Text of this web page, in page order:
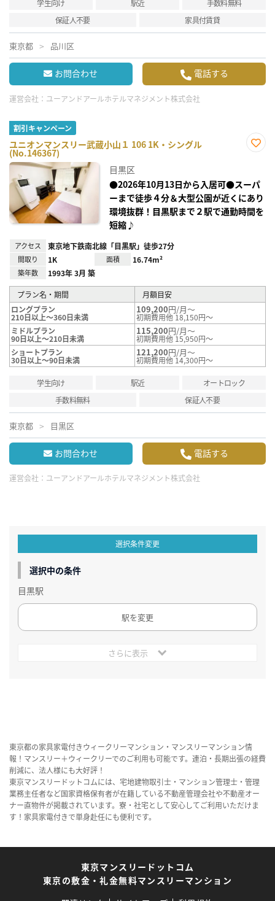
学生向け 駅近
手数料無料
保証人不要
家具付賃貸
東京都 品川区
お問合わせ 電話する
運営会社： ユーアンドアールホテルマネジメント株式会社
割引キャンペーン
ユニオンマンスリー武蔵小山１ 106 1K・シングル
(No.146367)
録
目黒区
●2026年10月13日から入居可●スーパ
ーまで徒歩４分＆大型公園が近くにあり
環境抜群！目黒駅まで２駅で通勤時間を
短縮♪
アクセス 東京地下鉄南北線「目黒駅」徒歩27分
間取り 1K 面積 16.74m²
築年数 1993年 3月 築
プラン名・期間
月額目安
ロングプラン
210日以上～360日未満
109,200円/月～
初期費用他 18,150円～
ミドルプラン
90日以上～210日未満
115,200円/月～
初期費用他 15,950円～
ショートプラン
30日以上～90日未満
121,200円/月～
初期費用他 14,300円～
学生向け 駅近
オートロック
手数料無料
保証人不要
東京都 目黒区
お問合わせ 電話する
運営会社： ユーアンドアールホテルマネジメント株式会社
選択条件変更
選択中の条件
目黒駅
駅を変更
さらに表示
東京都の家具家電付きウィークリーマンション・マンスリーマンション情
報！マンスリー＋ウィークリーでのご利用も可能です。連泊・長期出張の経費
削減に、法人様にも大好評！
東京マンスリードットコムには、宅地建物取引士・マンション管理士・管理
業務主任者など国家資格保有者が在籍している不動産管理会社や不動産オー
ナー直物件が掲載されています。寮・社宅として安心してご利用いただけま
す！家具家電付きで単身赴任にも便利です。
東京マンスリードットコム
東京の敷金・礼金無料マンスリーマンション